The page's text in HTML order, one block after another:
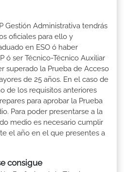
Gestión Administrativa tendrás
oficiales para ello y
en ESO ó haber
ó ser Técnico-Técnico Auxiliar
superado la Prueba de Acceso
de 25 años. En el caso de
de los requisitos anteriores
para aprobar la Prueba
Para poder presentarse a la
medio es necesario cumplir
el año en el que presentes a
consigue